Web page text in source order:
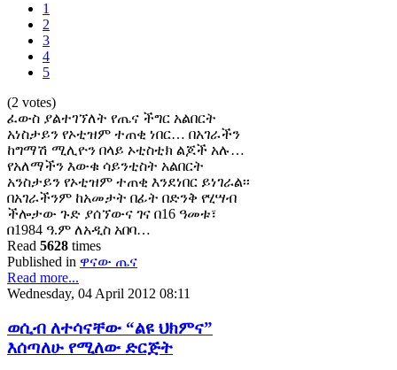
1
2
3
4
5
(2 votes)
ፈውስ ያልተገኘለት የጤና ችግር አልበርት
አነስታይን የኦቲዝም ተጠቂ ነበር… በአገራችን
ከግማሽ ሚሊዮን በላይ ኦቲስቲክ ልጆች አሉ…
የአለማችን እውቁ ሳይንቲስት አልበርት
አንስታይን የኦቲዝም ተጠቂ እንደነበር ይነገራል፡፡
በአገራችንም ከአመታት በፊት በድንቅ የሂሣብ
ችሎታው ጉድ ያሰኘውና ገና በ16 ዓመቱ፣
በ1984 ዓ.ም ለአዲስ አበባ…
Read 5628 times
Published in ዋናው ጤና
Read more...
Wednesday, 04 April 2012 08:11
ወሲብ ለተሳናቸው “ልዩ ህክምና”
እሰጣለሁ የሚለው ድርጅት